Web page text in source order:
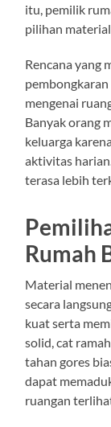
itu, pemilik
pilihan
Rencana yang
mengenai
Banyak orang
keluarga
aktivitas
terasa lebih
Rumah
Material
secara
kuat serta
solid, cat
tahan gores
dapat
ruangan